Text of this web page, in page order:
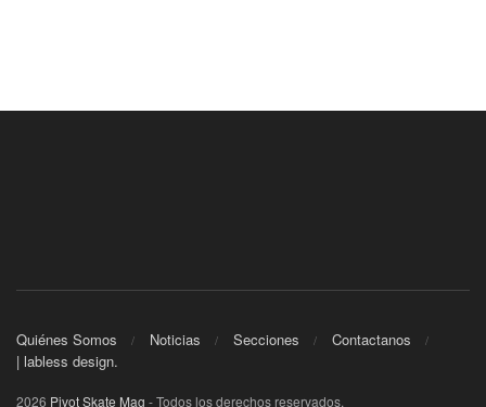
Quiénes Somos Noticias Secciones
Contactanos
| labless design.
2026 Pivot Skate Mag - Todos los derechos reservados.